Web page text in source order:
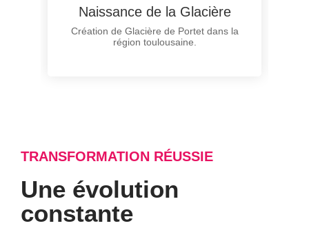
Naissance de la Glacière
Création de Glacière de Portet dans la
région toulousaine.
TRANSFORMATION RÉUSSIE
Une évolution
constante